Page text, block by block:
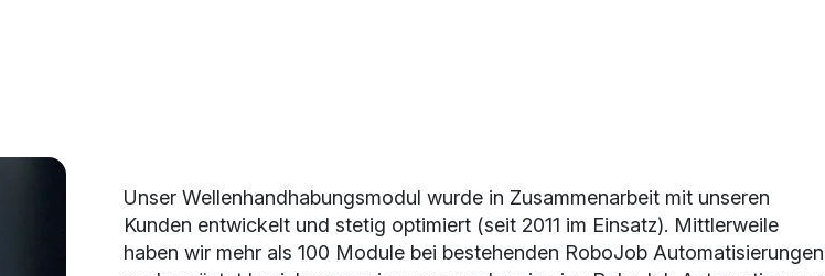
Unser Wellenhandhabungsmodul wurde in Zusammenarbeit mit unseren
Kunden entwickelt und stetig optimiert (seit 2011 im Einsatz). Mittlerweile
haben wir mehr als 100 Module bei bestehenden RoboJob Automatisierungen